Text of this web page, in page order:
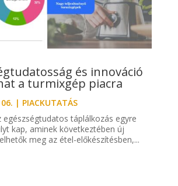
és innováció
a turmixgép piacra
| PIACKUTATÁS
egészségtudatos táplálkozás egyre
kap, aminek következtében új
meg az étel-előkészítésben,...